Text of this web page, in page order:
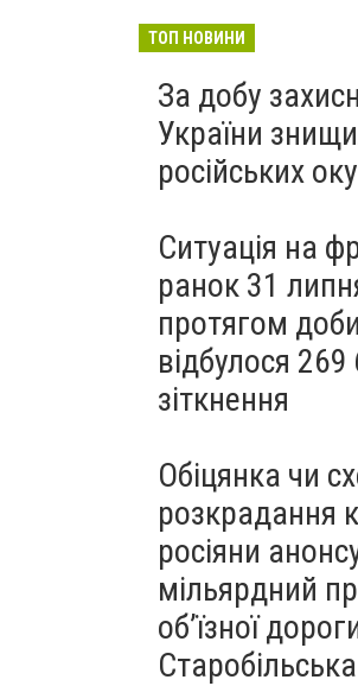
ТОП НОВИНИ
За добу
України
російських
Ситуація на
ранок 31
протягом доби
відбулося
зіткнення
Обіцянка чи
розкрадання
росіяни
мільярдний
об’їзної
Старобільська